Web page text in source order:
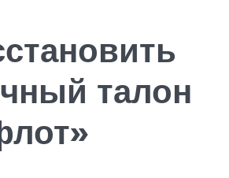
талон